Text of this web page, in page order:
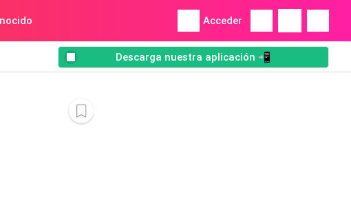
Acceder
Descarga nuestra aplicación 📲